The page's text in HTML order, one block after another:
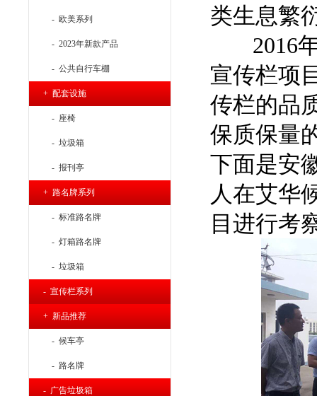
- 欧美系列
- 2023年新款产品
- 公共自行车棚
+ 配套设施
- 座椅
- 垃圾箱
- 报刊亭
+ 路名牌系列
- 标准路名牌
- 灯箱路名牌
- 垃圾箱
- 宣传栏系列
+ 新品推荐
- 候车亭
- 路名牌
- 广告垃圾箱
类生息繁
2016
宣传栏项
传栏的品
保质保量
下面是安
人在艾华
目进行考